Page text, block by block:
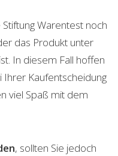
Warentest noch
das Produkt unter
In diesem Fall hoffen
Ihrer Kaufentscheidung
viel Spaß mit dem
, sollten Sie jedoch